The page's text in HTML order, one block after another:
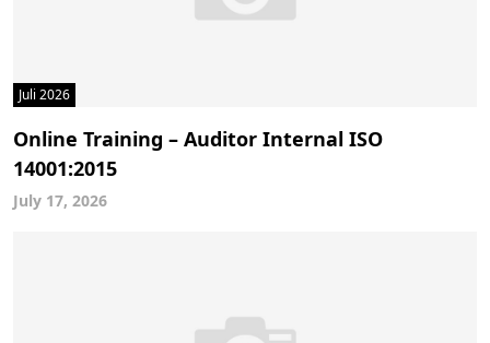
Juli 2026
Online Training – Auditor Internal ISO
14001:2015
July 17, 2026